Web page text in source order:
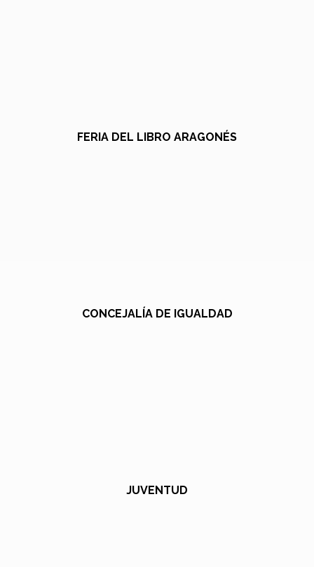
FERIA DEL LIBRO ARAGONÉS
CONCEJALÍA DE IGUALDAD
JUVENTUD